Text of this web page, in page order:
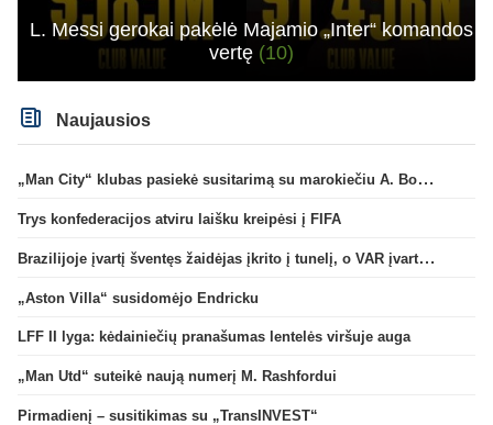
L. Messi gerokai pakėlė Majamio „Inter“ komandos
vertę (10)
Naujausios
„Man City“ klubas pasiekė susitarimą su marokiečiu A. Bouaddi
Trys konfederacijos atviru laišku kreipėsi į FIFA
Brazilijoje įvartį šventęs žaidėjas įkrito į tunelį, o VAR įvartį atšaukė
„Aston Villa“ susidomėjo Endricku
LFF II lyga: kėdainiečių pranašumas lentelės viršuje auga
„Man Utd“ suteikė naują numerį M. Rashfordui
Pirmadienį – susitikimas su „TransINVEST“